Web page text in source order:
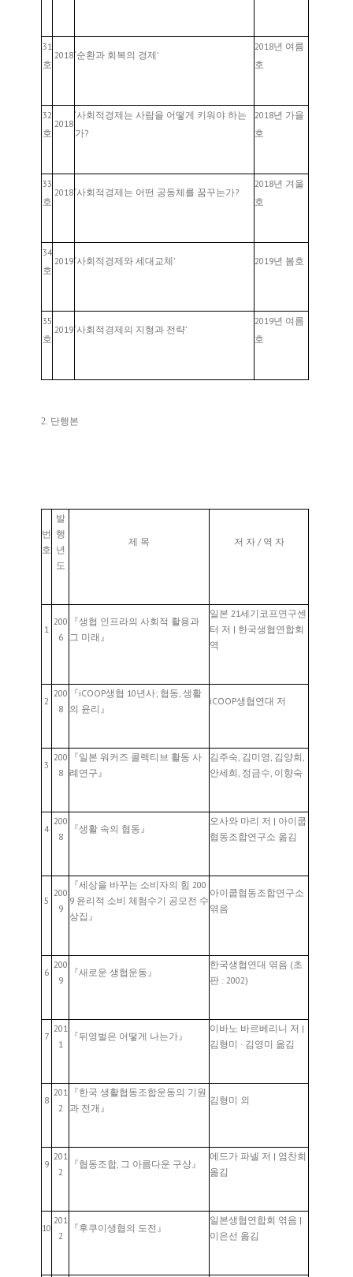
31
호
2018‘순환과 회복의 경제’
2018년 여름
호
32
호
2018
‘사회적경제는 사람을 어떻게 키워야 하는
가?
2018년 가을
호
33
호
2018‘사회적경제는 어떤 공동체를 꿈꾸는가?
2018년 겨울
호
34
호
2019‘사회적경제와 세대교체’ 2019년 봄호
35
호
2019‘사회적경제의 지형과 전략’
2019년 여름
호
2. 단행본
번
호
발
행
년
도
제 목 저 자 / 역 자
1
200
6
『생협 인프라의 사회적 활용과
그 미래』
일본 21세기코프연구센
터 저 | 한국생협연합회
역
2
200
8
『iCOOP생협 10년사; 협동, 생활
의 윤리』
iCOOP생협연대 저
3
200
8
『일본 워커즈 콜렉티브 활동 사
례연구』
김주숙, 김미영, 김양희,
안세희, 정금수, 이향숙
4
200
8
『생활 속의 협동』
오사와 마리 저 | 아이쿱
협동조합연구소 옮김
5
200
9
『세상을 바꾸는 소비자의 힘 200
9 윤리적 소비 체험수기 공모전 수
상집』
아이쿱협동조합연구소
엮음
6
200
9
『새로운 생협운동』
한국생협연대 엮음 (초
판 : 2002)
7
201
1
『뒤영벌은 어떻게 나는가』
이바노 바르베리니 저 |
김형미 · 김영미 옮김
8
201
2
『한국 생활협동조합운동의 기원
과 전개』
김형미 외
9
201
2
『협동조합, 그 아름다운 구상』
에드가 파넬 저 | 염찬희
옮김
10
201
2
『후쿠이생협의 도전』
일본생협연합회 엮음 |
이은선 옮김